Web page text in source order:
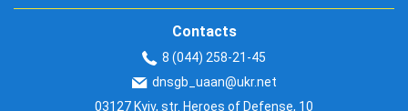
Contacts
8 (044) 258-21-45
dnsgb_uaan@ukr.net
03127 Kyiv, str. Heroes of Defense, 10